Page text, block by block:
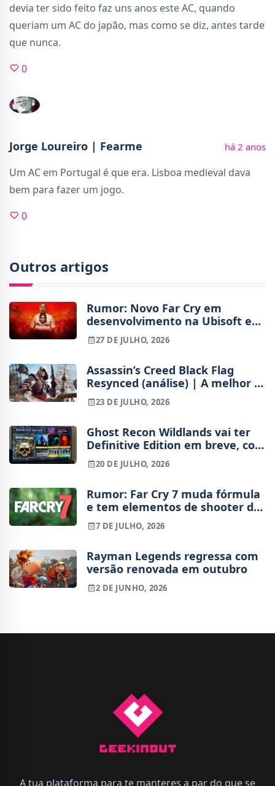
devia ter sido feito faz uns anos este AC, quando
queriam um AC do japão, mas como se diz, antes tarde
que nunca.
0
Jorge Loureiro | Fearme há 2 anos
Um AC em Portugal é que era. Lisboa medieval dava
bem para fazer um jogo.
0
Outros artigos
Rumor: Novo Far Cry em
desenvolvimento na Ubisoft e
extraction shooter da série
cancelado
27 DE JULHO, 2026
Assassin’s Creed Black Flag
Resynced (análise) | A melhor e
a pior Ubisoft no mesmo jogo
23 DE JULHO, 2026
Ghost Recon Wildlands vai ter
Definitive Edition em breve, com
4K, 60 FPS e novo conteúdo
20 DE JULHO, 2026
Rumor: Far Cry 7 muda fórmula
e tem elementos de shooter de
extração
7 DE JULHO, 2026
Rayman Legends regressa com
versão renovada em outubro
2 DE JUNHO, 2026
A tua plataforma para te manteres a par do que se